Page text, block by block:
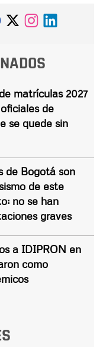
matrículas 2027
de
se quede sin
de Bogotá son
de este
no se han
graves
a IDIPRON en
como